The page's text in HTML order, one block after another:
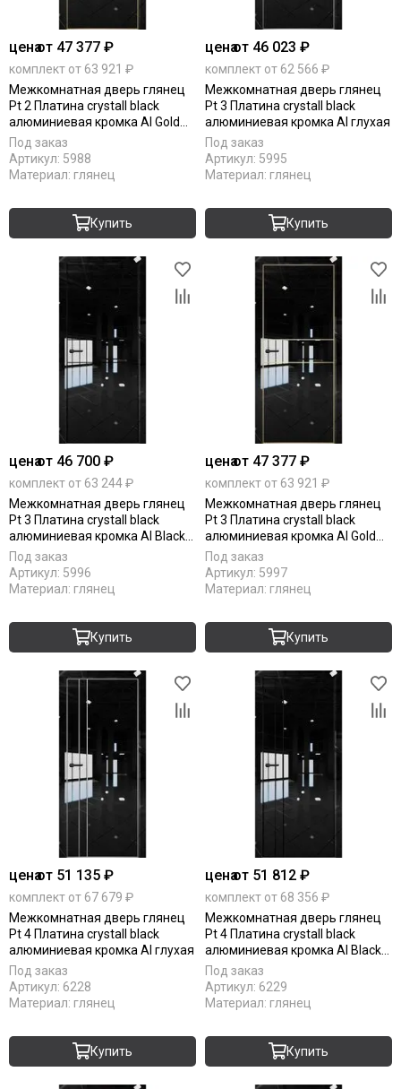
ценаот 47 377 ₽
комплект от 63 921 ₽
Межкомнатная дверь глянец
Pt 2 Платина crystall black
алюминиевая кромка Al Gold
Edition глухая
Под заказ
Артикул: 5988
Материал: глянец
Купить
ценаот 46 023 ₽
комплект от 62 566 ₽
Межкомнатная дверь глянец
Pt 3 Платина crystall black
алюминиевая кромка Al глухая
Под заказ
Артикул: 5995
Материал: глянец
Купить
ценаот 46 700 ₽
комплект от 63 244 ₽
Межкомнатная дверь глянец
Pt 3 Платина crystall black
алюминиевая кромка Al Black
Edition глухая
Под заказ
Артикул: 5996
Материал: глянец
Купить
ценаот 47 377 ₽
комплект от 63 921 ₽
Межкомнатная дверь глянец
Pt 3 Платина crystall black
алюминиевая кромка Al Gold
Edition глухая
Под заказ
Артикул: 5997
Материал: глянец
Купить
ценаот 51 135 ₽
комплект от 67 679 ₽
Межкомнатная дверь глянец
Pt 4 Платина crystall black
алюминиевая кромка Al глухая
Под заказ
Артикул: 6228
Материал: глянец
Купить
ценаот 51 812 ₽
комплект от 68 356 ₽
Межкомнатная дверь глянец
Pt 4 Платина crystall black
алюминиевая кромка Al Black
Edition глухая
Под заказ
Артикул: 6229
Материал: глянец
Купить